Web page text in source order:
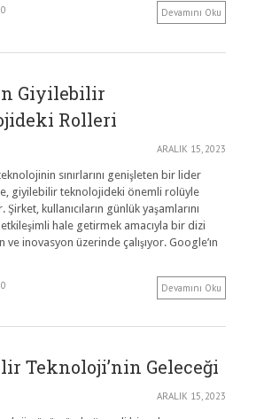
0 Devamını Oku
Giyilebilir
Rolleri
ARALIK 15, 2023
sınırlarını genişleten bir lider
giyilebilir teknolojideki önemli rolüyle
kullanıcıların günlük yaşamlarını
etkileşimli hale getirmek amacıyla bir dizi
inovasyon üzerinde çalışıyor. Google’ın
0 Devamını Oku
Teknoloji’nin Geleceği
ARALIK 15, 2023